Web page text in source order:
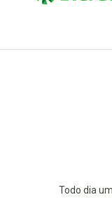
Todo dia